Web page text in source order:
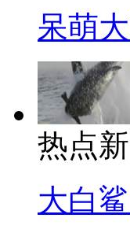
呆萌
热点
大白